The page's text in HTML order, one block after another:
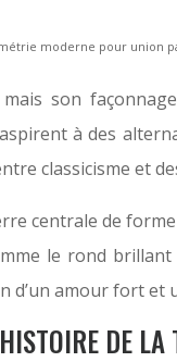
moderne pour union
mais son
aspirent à des
classicisme et
centrale de
le rond
d’un amour fort et
DE LA